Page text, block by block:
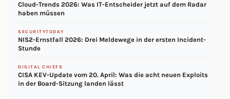
Cloud-Trends 2026: Was IT-Entscheider jetzt auf dem Radar
haben müssen
SECURITYTODAY
NIS2-Ernstfall 2026: Drei Meldewege in der ersten Incident-
Stunde
DIGITAL CHIEFS
CISA KEV-Update vom 20. April: Was die acht neuen Exploits
in der Board-Sitzung landen lässt